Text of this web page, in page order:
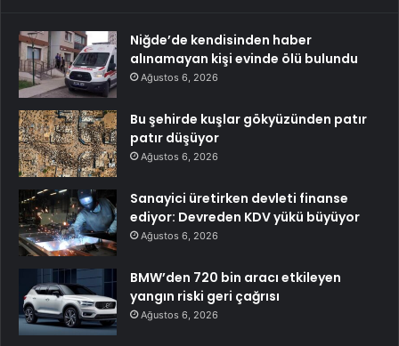
Niğde’de kendisinden haber
alınamayan kişi evinde ölü bulundu
Ağustos 6, 2026
Bu şehirde kuşlar gökyüzünden patır
patır düşüyor
Ağustos 6, 2026
Sanayici üretirken devleti finanse
ediyor: Devreden KDV yükü büyüyor
Ağustos 6, 2026
BMW’den 720 bin aracı etkileyen
yangın riski geri çağrısı
Ağustos 6, 2026